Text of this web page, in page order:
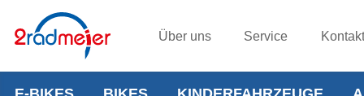
Über uns Service Kontakt